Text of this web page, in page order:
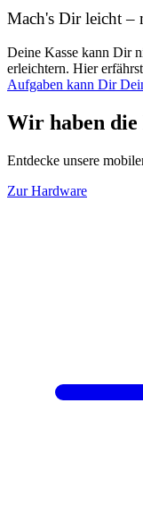
Mach's Dir leicht –
Deine Kasse kann Dir
erleichtern. Hier
Aufgaben kann Dir
Wir haben die
Entdecke unsere
Zur Hardware